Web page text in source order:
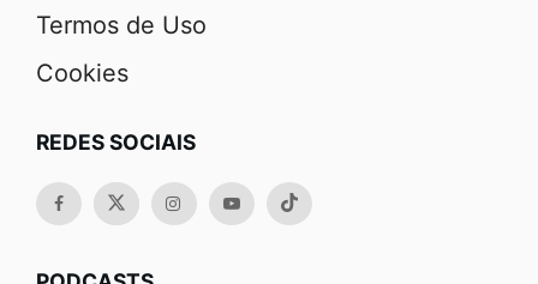
Termos de Uso
Cookies
REDES SOCIAIS